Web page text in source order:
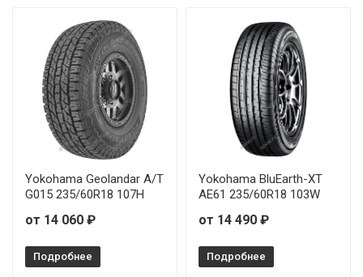
Cordiant Gravity SUV 235/60R17 102Н
Cordiant Gravity SUV 235/65R17 108H
Yokohama Geolandar A/T
G015 235/60R18 107H
от 14 060 ₽
Подробнее
Yokohama BluEarth-XT
AE61 235/60R18 103W
от 14 490 ₽
Подробнее